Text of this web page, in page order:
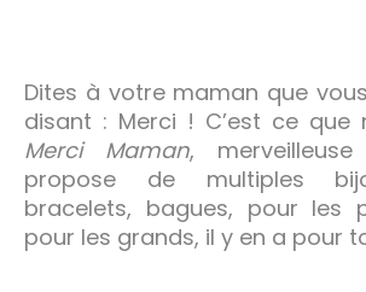
Dites à votre maman que
disant : Merci ! C’est ce que
Merci Maman,
propose de multiples
bracelets, bagues, pour les
pour les grands, il y en a pour